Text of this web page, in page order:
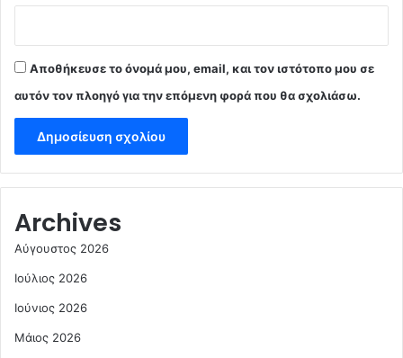
Αποθήκευσε το όνομά μου, email, και τον ιστότοπο μου σε
αυτόν τον πλοηγό για την επόμενη φορά που θα σχολιάσω.
Archives
Αύγουστος 2026
Ιούλιος 2026
Ιούνιος 2026
Μάιος 2026